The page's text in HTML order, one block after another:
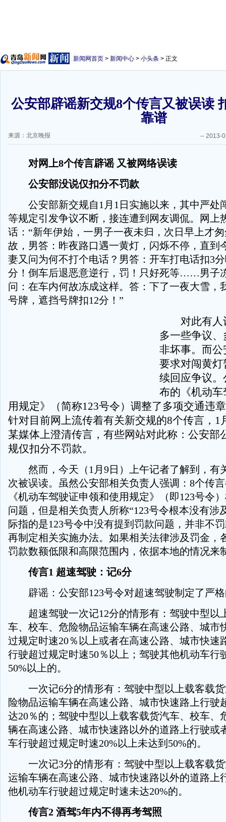
新闻网首页 > 新闻中心 > 小头条 > 正文
公安部辟谣新交规8个传言又被误读
靠谱
来源：北京晚报 -- 2013-
对网上8个传言辟谣 又被网络误读
公安部没说仅扣分不罚款
公安部新交规自1月1日实施以来，其中严处
等规定引发争议不断，接连遭到网友调侃。网上
话：“新年伊始，一男子一夜未归，次日早上才
故，男答：昨夜路口遇一黄灯，闪烁不停，直到
妻又问为何不打个电话？男答：开车打电话扣3
分！倒车后退恶意逆行，罚！只好死等……男子
问：在车内何故冻成这样。答：下了一夜大雪，
号牌，遮挡号牌扣12分！”
对此有人
多一些争议、
非坏事。而
要求对闯黄
续回应争议
布的《机动
用规定》（简称123号令）调整了多项交通违
针对目前网上流传着有关新交规的8个传言，1
某媒体上澄清传言，有些网站对此称：公安部
规仅扣分不罚款。
然而，今天（1月9日）上午记者了解到，有
次被误读。虽然公安部相关负责人强调：8个传
《机动车驾驶证申领和使用规定》（即123号令
问题，但是相关负责人所称“123号令根本没有涉
际指的是123号令中没有提到罚款问题，并非不
再制定相关实施办法。如果相关法律涉及罚金，
罚款数额低限和高限范围内，依据本地的情况来
传言1 超速驾驶：记6分
辟谣：公安部123号令对超速驾驶制定了严格
超速驾驶一次记12分的情形有：驾驶中型以
车、校车、危险物品运输车辆在高速公路、城市
过规定时速20％以上或者在高速公路、城市快速
行驶超过规定时速50％以上；驾驶其他机动车行
50%以上的。
一次记6分的情形有：驾驶中型以上载客载货
险物品运输车辆在高速公路、城市快速路上行驶
达20％的；驾驶中型以上载客载货汽车、校车、
辆在高速公路、城市快速路以外的道路上行驶或
车行驶超过规定时速20%以上未达到50%的。
一次记3分的情形有：驾驶中型以上载客载货
运输车辆在高速公路、城市快速路以外的道路上
他机动车行驶超过规定时速未达20%的。
传言2 酒驾5年内不得再考驾照